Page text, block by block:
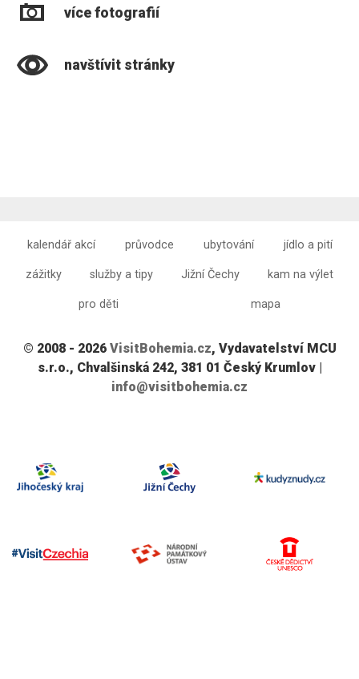
více fotografií
navštívit stránky
kalendář akcí průvodce ubytování jídlo a pití
zážitky služby a tipy Jižní Čechy kam na výlet
pro děti mapa
© 2008 - 2026 VisitBohemia.cz, Vydavatelství MCU
s.r.o., Chvalšinská 242, 381 01 Český Krumlov |
info@visitbohemia.cz